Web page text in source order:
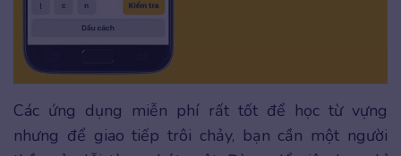
Các ứng dụng miễn phí rất tốt để học từ vựng
nhưng để giao tiếp trôi chảy, bạn cần một người